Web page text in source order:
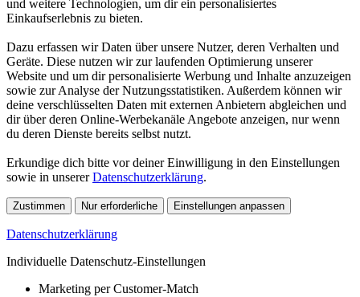
und weitere Technologien, um dir ein personalisiertes
Einkaufserlebnis zu bieten.
Dazu erfassen wir Daten über unsere Nutzer, deren Verhalten und
Geräte. Diese nutzen wir zur laufenden Optimierung unserer
Website und um dir personalisierte Werbung und Inhalte anzuzeigen
sowie zur Analyse der Nutzungsstatistiken. Außerdem können wir
deine verschlüsselten Daten mit externen Anbietern abgleichen und
dir über deren Online-Werbekanäle Angebote anzeigen, nur wenn
du deren Dienste bereits selbst nutzt.
Erkundige dich bitte vor deiner Einwilligung in den Einstellungen
sowie in unsererDatenschutzerklärung.
Zustimmen Nur erforderliche Einstellungen anpassen
Datenschutzerklärung
Individuelle Datenschutz-Einstellungen
Marketing per Customer-Match